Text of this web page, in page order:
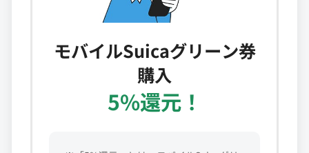
モバイルSuicaグリーン券
購入
5%還元！